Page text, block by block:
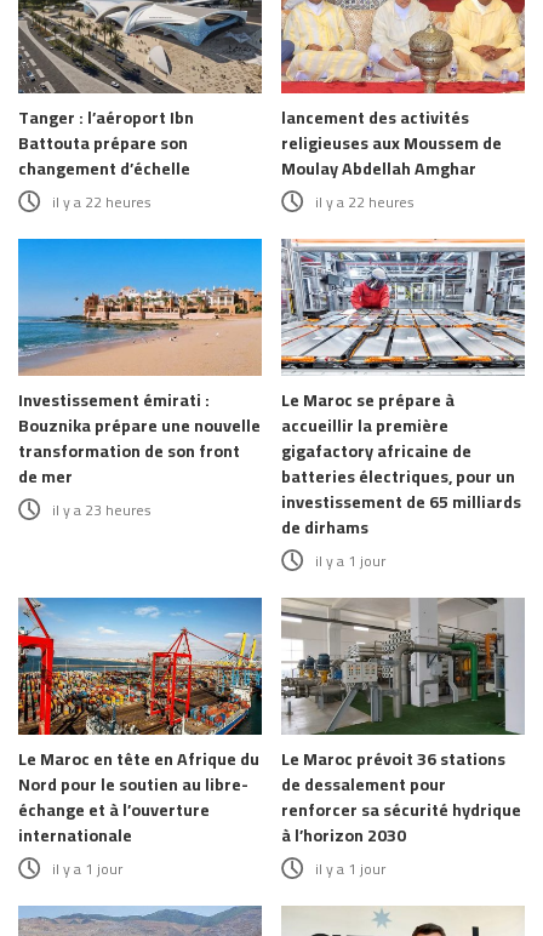
Tanger : l’aéroport Ibn
Battouta prépare son
changement d’échelle
il y a 22 heures
lancement des activités
religieuses aux Moussem de
Moulay Abdellah Amghar
il y a 22 heures
Investissement émirati :
Bouznika prépare une nouvelle
transformation de son front
de mer
il y a 23 heures
Le Maroc se prépare à
accueillir la première
gigafactory africaine de
batteries électriques, pour un
investissement de 65 milliards
de dirhams
il y a 1 jour
Le Maroc en tête en Afrique du
Nord pour le soutien au libre-
échange et à l’ouverture
internationale
il y a 1 jour
Le Maroc prévoit 36 stations
de dessalement pour
renforcer sa sécurité hydrique
à l’horizon 2030
il y a 1 jour